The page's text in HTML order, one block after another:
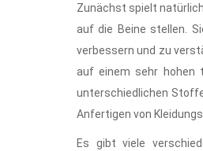
Zunächst spielt
auf die Beine stellen.
verbessern und zu
auf einem sehr hohen
unterschiedlichen
Anfertigen von
Es gibt viele